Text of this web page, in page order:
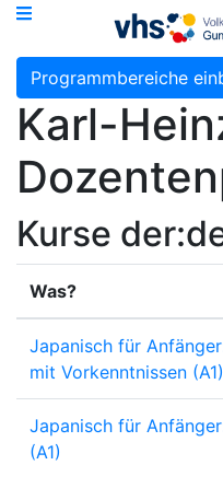
Programmbereiche
Karl-
Kurse
Was?
Japanisch für
mit Vorkenntnissen (A1)
Japanisch für
(A1)